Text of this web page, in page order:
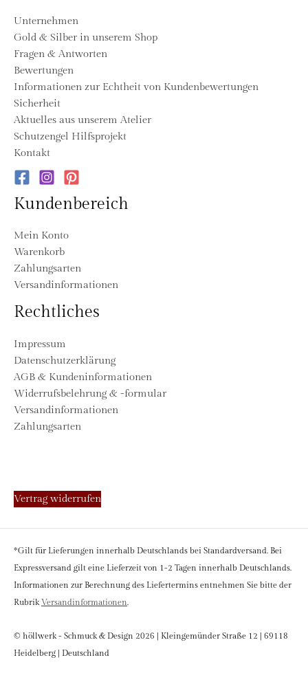
Unternehmen
Gold & Silber in unserem Shop
Fragen & Antworten
Bewertungen
Informationen zur Echtheit von Kundenbewertungen
Sicherheit
Aktuelles aus unserem Atelier
Schutzengel Hilfsprojekt
Kontakt
Kundenbereich
Mein Konto
Warenkorb
Zahlungsarten
Versandinformationen
Rechtliches
Impressum
Datenschutzerklärung
AGB & Kundeninformationen
Widerrufsbelehrung & -formular
Versandinformationen
Zahlungsarten
Vertrag widerrufen
*Gilt für Lieferungen innerhalb Deutschlands bei Standardversand. Bei
Expressversand gilt eine Lieferzeit von 1-2 Tagen innerhalb Deutschlands.
Informationen zur Berechnung des Liefertermins entnehmen Sie bitte der
Rubrik Versandinformationen.
© höllwerk - Schmuck & Design 2026 | Kleingemünder Straße 12 | 69118
Heidelberg | Deutschland